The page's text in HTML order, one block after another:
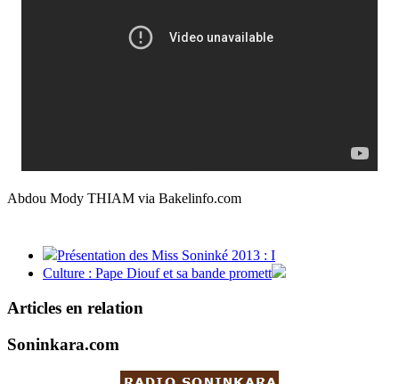
Abdou Mody THIAM via Bakelinfo.com
Présentation des Miss Soninké 2013 : I
Culture : Pape Diouf et sa bande promett
Articles en relation
Soninkara.com